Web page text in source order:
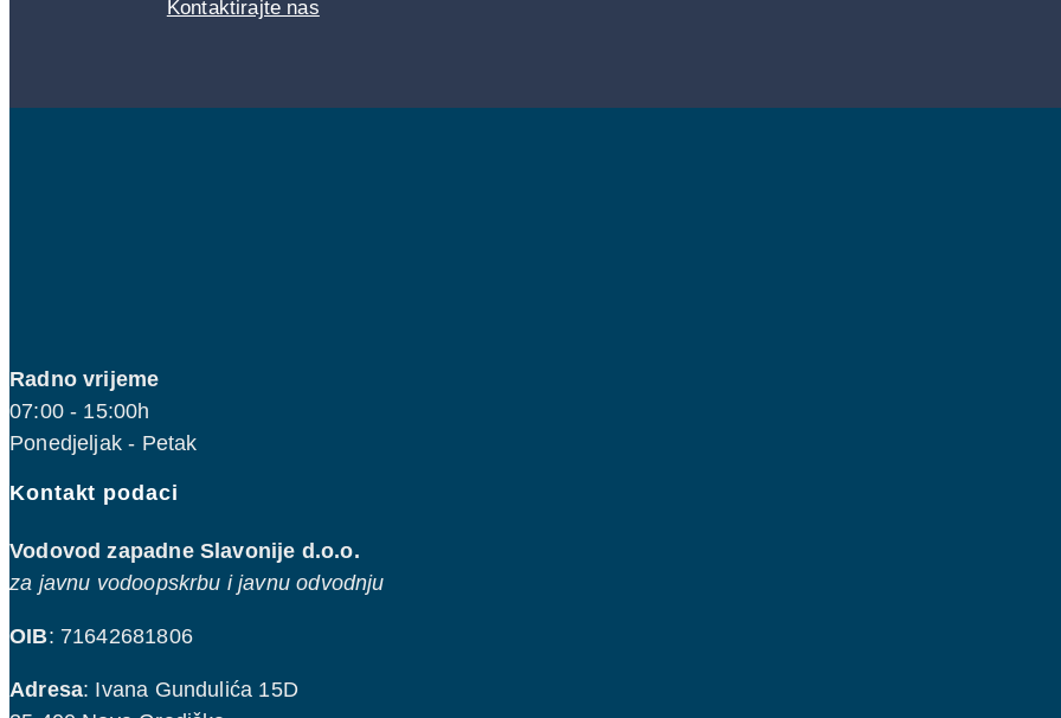
Kontaktirajte nas
Radno vrijeme
07:00 - 15:00h
Ponedjeljak - Petak
Kontakt podaci
Vodovod zapadne Slavonije d.o.o.
za javnu vodoopskrbu i javnu odvodnju
OIB: 71642681806
Adresa: Ivana Gundulića 15D